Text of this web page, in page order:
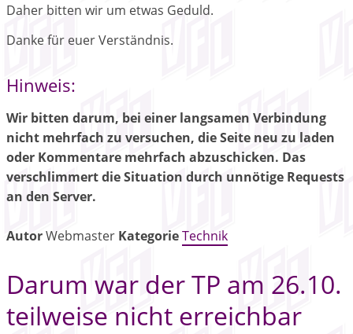
Daher bitten wir um etwas Geduld.
Danke für euer Verständnis.
Hinweis:
Wir bitten darum, bei einer langsamen Verbindung
nicht mehrfach zu versuchen, die Seite neu zu laden
oder Kommentare mehrfach abzuschicken. Das
verschlimmert die Situation durch unnötige Requests
an den Server.
AutorWebmaster KategorieTechnik
Darum war der TP am 26.10.
teilweise nicht erreichbar